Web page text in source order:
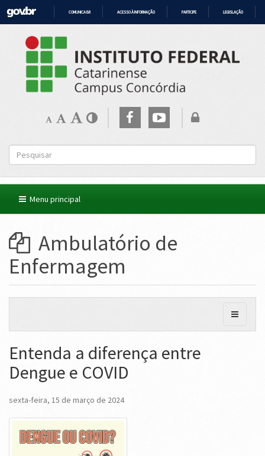
CONTEÚDO
COMUNICA BR ACESSO À INFORMAÇÃO PARTICIPE LEGISLAÇÃO
Menu principal
Ambulatório de
Enfermagem
Entenda a diferença entre
Dengue e COVID
sexta-feira, 15 de março de 2024